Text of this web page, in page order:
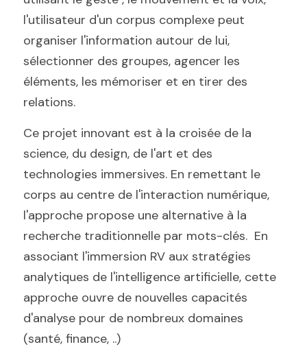
l'utilisateur d'un corpus complexe peut
organiser l'information autour de lui,
sélectionner des groupes, agencer les
éléments, les mémoriser et en tirer des
relations.
Ce projet innovant est à la croisée de la
science, du design, de l'art et des
technologies immersives. En remettant le
corps au centre de l'interaction numérique,
l'approche propose une alternative à la
recherche traditionnelle par mots-clés.  En
associant l'immersion RV aux stratégies
analytiques de l'intelligence artificielle, cette
approche ouvre de nouvelles capacités
d'analyse pour de nombreux domaines
(santé, finance, ..)